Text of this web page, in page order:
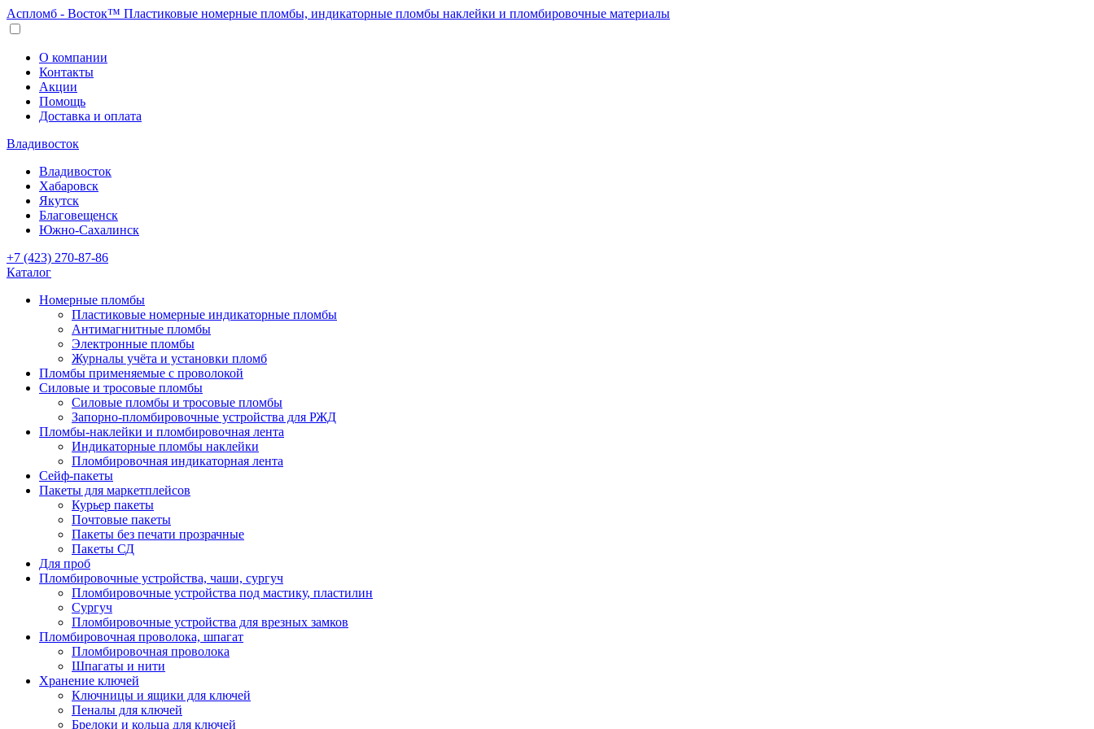
Аспломб - Восток™ Пластиковые номерные пломбы, индикаторные пломбы наклейки и пломбировочные материалы
О компании
Контакты
Акции
Помощь
Доставка и оплата
Владивосток
Владивосток
Хабаровск
Якутск
Благовещенск
Южно-Сахалинск
+7 (423) 270-87-86
Каталог
Номерные пломбы
Пластиковые номерные индикаторные пломбы
Антимагнитные пломбы
Электронные пломбы
Журналы учёта и установки пломб
Пломбы применяемые с проволокой
Силовые и тросовые пломбы
Силовые пломбы и тросовые пломбы
Запорно-пломбировочные устройства для РЖД
Пломбы-наклейки и пломбировочная лента
Индикаторные пломбы наклейки
Пломбировочная индикаторная лента
Сейф-пакеты
Пакеты для маркетплейсов
Курьер пакеты
Почтовые пакеты
Пакеты без печати прозрачные
Пакеты СД
Для проб
Пломбировочные устройства, чаши, сургуч
Пломбировочные устройства под мастику, пластилин
Сургуч
Пломбировочные устройства для врезных замков
Пломбировочная проволока, шпагат
Пломбировочная проволока
Шпагаты и нити
Хранение ключей
Ключницы и ящики для ключей
Пеналы для ключей
Брелоки и кольца для ключей